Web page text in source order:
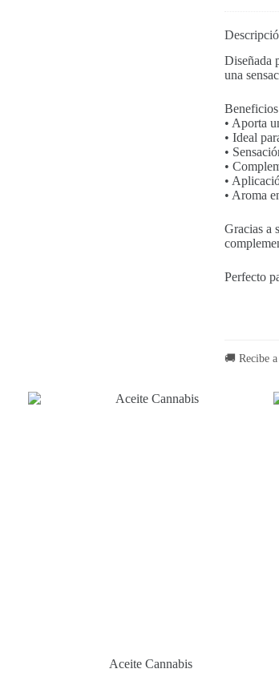
Diseñada
una
• Aporta
• Ideal
•
•
•
• Aroma
Gracias a
Perfecto
🚚 Recibe
Aceite Cannabis